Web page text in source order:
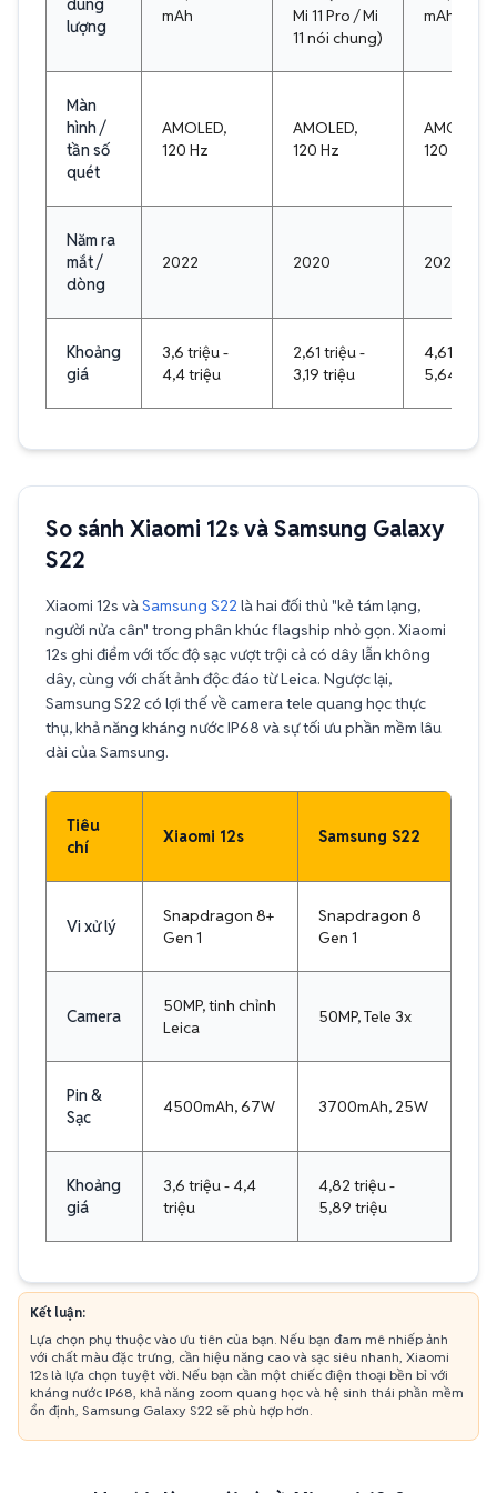
dung
lượng
mAh
Mi 11 Pro / Mi
11 nói chung)
mAh
Màn
hình /
tần số
quét
AMOLED,
120 Hz
AMOLED,
120 Hz
AMOLED,
120 Hz
Năm ra
mắt /
dòng
2022 2020 2022
Khoảng
giá
3,6 triệu -
4,4 triệu
2,61 triệu -
3,19 triệu
4,61 triệu -
5,64 triệu
So sánh Xiaomi 12s và Samsung Galaxy
S22
Xiaomi 12s vàSamsung S22 là hai đối thủ "kẻ tám lạng,
người nửa cân" trong phân khúc flagship nhỏ gọn. Xiaomi
12s ghi điểm với tốc độ sạc vượt trội cả có dây lẫn không
dây, cùng với chất ảnh độc đáo từ Leica. Ngược lại,
Samsung S22 có lợi thế về camera tele quang học thực
thụ, khả năng kháng nước IP68 và sự tối ưu phần mềm lâu
dài của Samsung.
Tiêu
chí
Xiaomi 12s Samsung S22
Vi xử lý
Snapdragon 8+
Gen 1
Snapdragon 8
Gen 1
Camera
50MP, tinh chỉnh
Leica
50MP, Tele 3x
Pin &
Sạc
4500mAh, 67W 3700mAh, 25W
Khoảng
giá
3,6 triệu - 4,4
triệu
4,82 triệu -
5,89 triệu
Kết luận:
Lựa chọn phụ thuộc vào ưu tiên của bạn. Nếu bạn đam mê nhiếp ảnh
với chất màu đặc trưng, cần hiệu năng cao và sạc siêu nhanh, Xiaomi
12s là lựa chọn tuyệt vời. Nếu bạn cần một chiếc điện thoại bền bỉ với
kháng nước IP68, khả năng zoom quang học và hệ sinh thái phần mềm
ổn định, Samsung Galaxy S22 sẽ phù hợp hơn.